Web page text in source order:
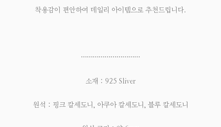
착용감이 편안하여 데일리 아이템으로 추천드립니다.
…………………………
소재 : 925 Sliver
원석 : 핑크 칼세도니, 아쿠아 칼세도니, 블루 칼세도니